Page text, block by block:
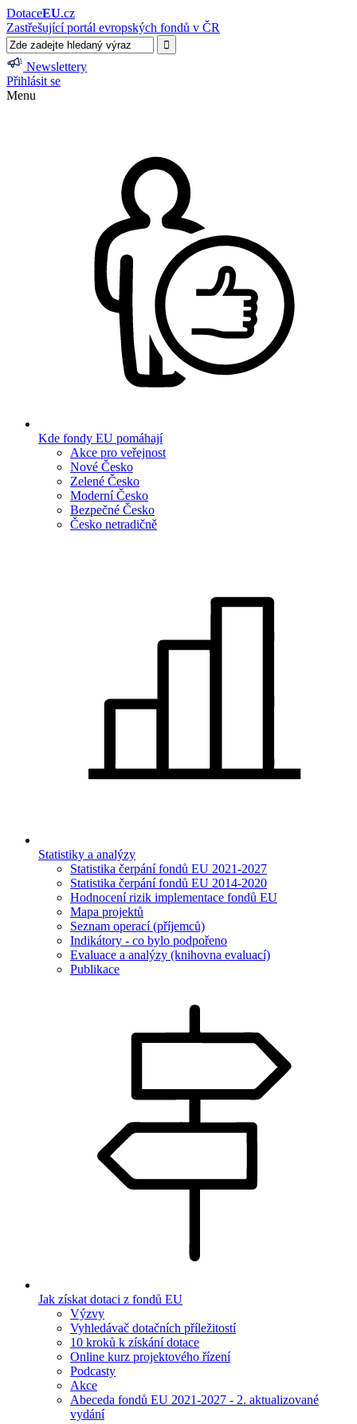
DotaceEU.cz
Zastřešující portál evropských fondů v ČR
Newslettery
Přihlásit se
Menu
Kde fondy EU pomáhají
Akce pro veřejnost
Nové Česko
Zelené Česko
Moderní Česko
Bezpečné Česko
Česko netradičně
Statistiky a analýzy
Statistika čerpání fondů EU 2021-2027
Statistika čerpání fondů EU 2014-2020
Hodnocení rizik implementace fondů EU
Mapa projektů
Seznam operací (příjemců)
Indikátory - co bylo podpořeno
Evaluace a analýzy (knihovna evaluací)
Publikace
Jak získat dotaci z fondů EU
Výzvy
Vyhledávač dotačních příležitostí
10 kroků k získání dotace
Online kurz projektového řízení
Podcasty
Akce
Abeceda fondů EU 2021-2027 - 2. aktualizované
vydání